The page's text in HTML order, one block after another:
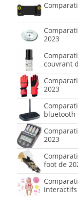
2023
couvrant
2023
bluetooth
2023
foot de
interactifs